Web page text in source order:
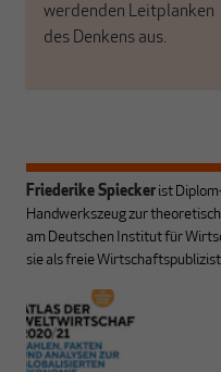
werdenden Leitplanken
des Denkens aus.
Friederike Spiecker ist
Handwerkszeug zur
am Deutschen Institut für
sie als freie